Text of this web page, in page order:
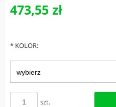
473,55 zł
* KOLOR:
szt.